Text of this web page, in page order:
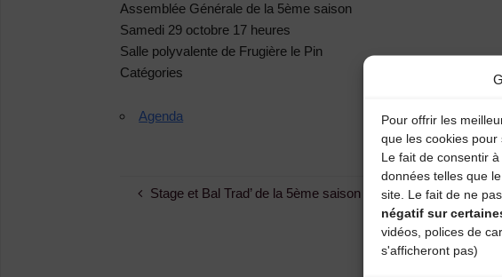
Pour offrir les
que les cookies pour
Le fait de consentir
données telles que
site. Le fait de ne
négatif sur
vidéos, polices de
s'afficheront pas)
Assemblée Générale de la 5ème saison
Samedi 29 octobre 17 heures
Salle polyvalente de Frugière le Pin
Catégories
Agenda
Stage et Bal Trad’ de la 5ème saison – [Frugières]